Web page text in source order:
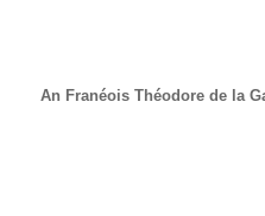
An Franéois Théodore de la